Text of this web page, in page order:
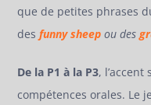
que de petites phrases
desfunny sheep ou des
De la P1 à la P3,
compétences orales. Le